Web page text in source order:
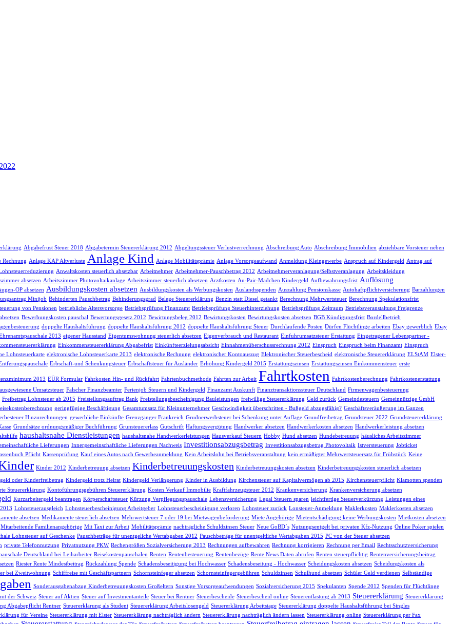
Abgabefrust Steuer 2018 Abgabetermin Steuererklärung 2012 Abgeltungssteuer Verlustverrechnung Abschreibung Auto Abschreibung Immobilien abziehbare Vorsteuer neben
Rechnung Anlage KAP Altverluste Anlage Kind Anlage Mobilitätsprämie Anlage Vorsorgeaufwand Anmeldung Kleingewerbe Anspruch auf Kindergeld
Antrag auf
Anwaltskosten steuerlich absetzbar Arbeitnehmer Arbeitnehmer-Pauschbetrag 2012 Arbeitnehmerveranlagung/Selbstveranlagung Arbeitskleidung
absetzen Arbeitszimmer Photovoltaikanlage Arbeitszimmer steuerlich absetzen Arztkosten Au-Pair-Mädchen Kindergeld Aufbewahrungsfrist Auflösung
OP absetzen Ausbildungskosten absetzen Ausbildungskosten als Werbungskosten Auslandsspenden Auszahlung Pensionskasse Autohaftpflichtversicherung Barzahlungen
Minijob Behinderten Pauschbetrag Behinderungsgrad Belege Steuererklärung Benzin statt Diesel getankt Berechnung Mehrwertsteuer Berechnung Spekulationsfrist
von Pensionen betriebliche Altersvorsorge Betriebsprüfung FInanzamt Betriebsprüfung Steuerhinterziehung Betriebsprüfung Zeitraum Betriebsveranstaltung Freigrenze
Bewerbungskosten pauschal Bewertungsgesetz 2012 Bewirtungsbeleg 2012 Bewirtungskosten Bewirtungskosten absetzen BGB Kündigungsfrist Bordellbetrieb
doppelte Haushaltsführung doppelte Haushaltsführung 2012 doppelte Haushaltsführung Steuer Durchlaufende Posten Dürfen Flüchtlinge arbeiten Ebay gewerblich Ebay
2013 eigener Hausstand Eigentumswohnung steuerlich absetzen Eigenverbrauch und Restaurant Einfuhrumsatzsteuer Erstattung Eingetragener Lebenspartner -
Einkommensteuererklärung Abgabefrist Einkünfteerzielungsabsicht Einnahmenüberschussrechnung 2012 Einspruch Einspruch beim Finanzamt Einspruch
Lohnsteuerkarte elektronische Lohnsteuerkarte 2013 elektronische Rechnung elektronischer Kontoauszug Elektronischer Steuerbescheid elektronische Steuererklärung ELStAM Elster-
Erbschaft-und Schenkungsteuer Erbschaftsteuer für Ausländer Erhöhung Kindergeld 2015 Erstattungszinsen Erstattungszinsen Einkommensteuer erste
2013 EÜR Formular Fahrkosten Hin- und Rückfahrt Fahrtenbuchmethode Fahrten zur Arbeit Fahrtkosten Fahrtkostenberechnung Fahrtkostenerstattung
Umsatzsteuer Falscher Finanzbeamter Ferienjob Steuern und Kindergeld Finanzamt Auskunft Finanztransaktionssteuer Deutschland Firmenwagenbesteuerung
Freibetrag Lohnsteuer ab 2015 Freistellungsauftrag Bank Freistellungsbescheinigung Bauleistungen freiwillige Steuererklärung Geld zurück Gemeindesteuern Gemeinnützige GmbH
geringfügige Beschäftigung Gesamtumsatz für Kleinunternehmer Geschwindigkeit überschritten - Bußgeld abzugsfähig? Geschäftsveräußerung im Ganzen
Hinzurechnungen gewerbliche Einkünfte Grenzgänger Frankreich Grudnerwerbsteuer bei Schenkung unter Auflage Grundfreibetrag Grundsteuer 2022 Grundsteuererklärung
Grundsätze ordnungsmäßiger Buchführung Grunsteuererlass Gutschrift Haftungsvergütung Handwerker absetzen Handwerkerkosten absetzen Handwerkerleistung absetzen
haushaltsnahe Dienstleistungen haushaltsnahe Handwerkerleistungen Hausverkauf Steuern Hobby Hund absetzen Hundebetreuung häusliches Arbeitszimmer
Lieferungen Innergemeinschaftliche Lieferungen Nachweis Investitionsabzugsbetrag Investitionsabzugsbetrag Photovoltaik Istversteuerung Jobticket
Pflicht Kassenprüfung Kauf eines Autos nach Gewerbeanmeldung Kein Arbeitslohn bei Betriebsveranstaltung kein ermäßigter Mehrwertsteuersatz für Frühstück Keine
Kinder 2012 Kinderbetreuung absetzen Kinderbetreuungskosten Kinderbetreuungskosten absetzen Kinderbetreuungskosten steuerlich absetzen
oder Kinderfreibetrag Kindergeld trotz Heirat Kindergeld Verlängerung Kinder in Ausbildung Kirchensteuer auf Kapitalvermögen ab 2015 Kirchensteuerpflicht Klamotten spenden
Steuererklärung Kontoführungsgebühren Steuererklärung Kosten Verkauf Immobilie Kraftfahrzeugsteuer 2012 Krankenversicherung Krankenversicherung absetzen
Kurzarbeitergeld beantragen Körperschaftsteuer Kürzung Verpflegungspauschale Lebensversicherung Legal Steuern sparen leichtfertige Steuerverkürzung Leistungen eines
Lohnsteuerausgleich Lohnsteuerbescheinigung Arbeitgeber Lohnsteuerbescheinigung verloren Lohnsteuer zurück Lonsteuer-Anmeldung Maklerkosten Maklerkosten absetzen
absetzen Medikamente steuerlich absetzen Mehrwertsteuer 7 oder 19 bei Mietwagenbeförderung Miete Angehörige Mietentschädigung keine Werbungskosten Mietkosten absetzen
Mitarbeitende Familienangehörige Mit Taxi zur Arbeit Mobilitätsprämie nachträgliche Schuldzinsen Steuer Neue GoBD´s Nutzungsentgelt bei privaten Kfz-Nutzung Online Poker spielen
Lohnsteuer auf Geschenke Pauschbeträge für unentgeliche Wertabgaben 2012 Pauschbeträge für unentgeltliche Wertabgaben 2015 PC von der Steuer absetzen
private Telefonnutzung Privatnutzung PKW Rechengrößen Sozialversicherung 2013 Rechnungen aufbewahren Rechnung korrigieren Rechnung per Email Rechtsschutzversicherung
Deutschland bei Leiharbeiter Reisekostenpauschalen Renten Rentenbesteuerung Rentenbezüge Rente News Daten abrufen Renten steuerpflichtig Rentenversicherungsbeitrag
Riester Rente Mindestbeitrag Rückzahlung Spende Schadensbeseitigung bei Hochwasser Schadensbeseitung - Hochwasser Scheidungskosten absetzen Scheidungskosten als
bei Zweitwohnung Schiffreise mit Geschäftspartnern Schornsteinfeger absetzen Schornsteinfegergebühren Schuldzinsen Schulhund absetzen Schüler Geld verdienen Selbständige
Sonderausgabenabzug Kinderbetreuungskosten Großeltern Sonstige Vorsorgeaufwendungen Sozialversicherung 2015 Spekulanten Spende 2012 Spenden für Flüchtlinge
der Schweiz Steuer auf Aktien Steuer auf Investmentanteile Steuer bei Rentner Steuerbescheide Steuerbescheid online Steuerentlastung ab 2013 Steuererklärung Steuererklärung
Abgabepflicht Rentner Steuererklärung als Student Steuererklärung Arbeitslosengeld Steuererklärung Arbeitstage Steuererklärung doppelte Haushaltsführung bei Singles
für Vereine Steuererklärung mit Elster Steuererklärung nachträglich ändern Steuererklärung nachträglich ändern lassen Steuererklärung online Steuererklärung per Fax